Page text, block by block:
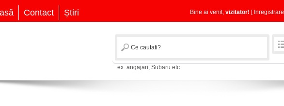
Contact Știri Bine ai venit, vizitator! [ Inregistrare
ex. angajari, Subaru etc.